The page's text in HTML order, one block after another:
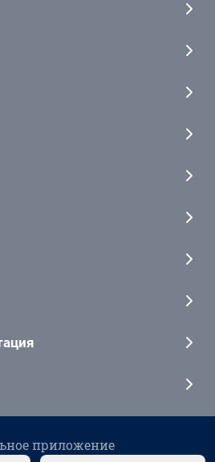
приложение